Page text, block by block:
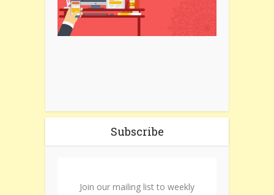
Subscribe
Join our mailing list to weekly